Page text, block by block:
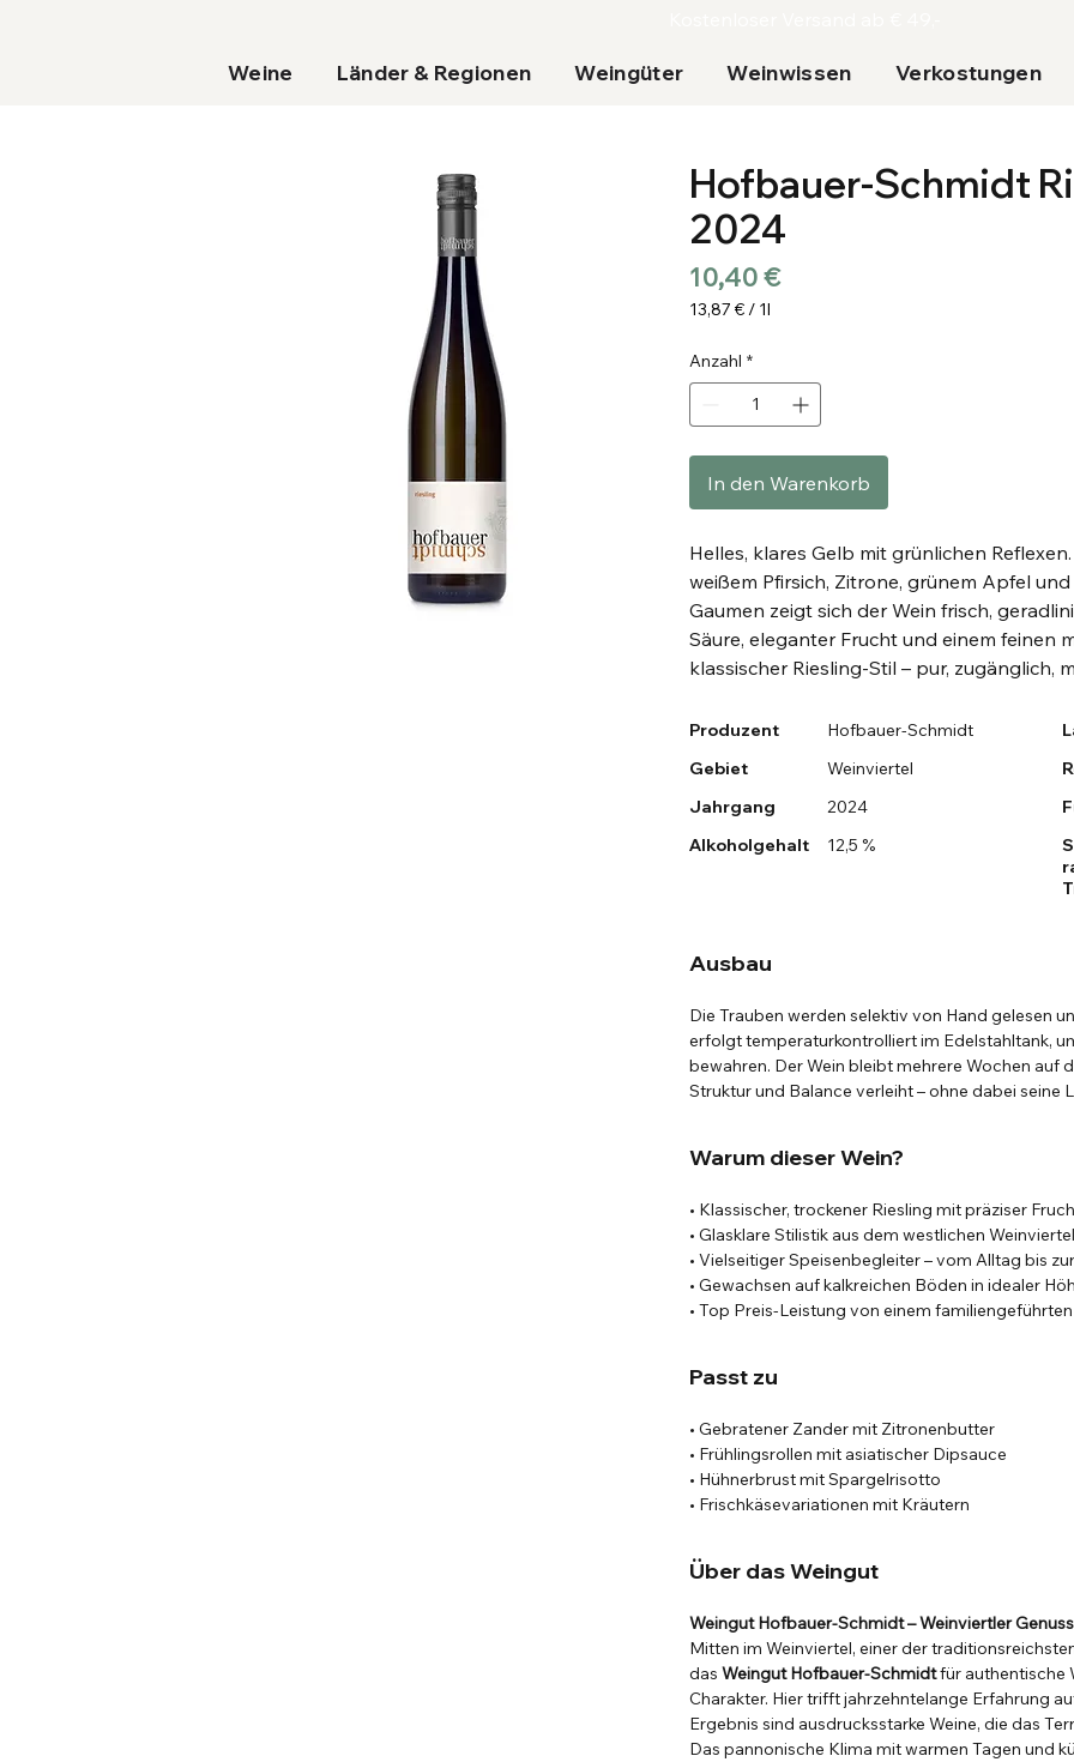
Weine Länder & Regionen Weingüter Weinwissen Verkostungen
Hofbauer-Schmidt
2024
10,40 €Preis
13,87 € / 1l
pro
1
Anzahl *
In den Warenkorb
Helles, klares Gelb mit grünlichen
weißem Pfirsich, Zitrone, grünem Apfel
Gaumen zeigt sich der Wein frisch,
Säure, eleganter Frucht und einem feinen
klassischer Riesling-Stil – pur, zugänglich,
Produzent Hofbauer-Schmidt
Gebiet
Weinviertel
Jahrgang
2024
Alkoholgehalt
12,5 %
Ausbau
Die Trauben werden selektiv von Hand gelesen
erfolgt temperaturkontrolliert im Edelstahltank,
bewahren. Der Wein bleibt mehrere Wochen auf
Struktur und Balance verleiht – ohne dabei seine
Warum dieser Wein?
• Klassischer, trockener Riesling mit präziser
• Glasklare Stilistik aus dem westlichen Weinviertel
• Vielseitiger Speisenbegleiter – vom Alltag bis
• Gewachsen auf kalkreichen Böden in idealer
• Top Preis-Leistung von einem
Passt zu
• Gebratener Zander mit Zitronenbutter
• Frühlingsrollen mit asiatischer Dipsauce
• Hühnerbrust mit Spargelrisotto
• Frischkäsevariationen mit Kräutern
Über das Weingut
Weingut Hofbauer-Schmidt – Weinviertler
Mitten im Weinviertel, einer der
dasWeingut Hofbauer-Schmidtfür authentische
Charakter. Hier trifft jahrzehntelange Erfahrung
Ergebnis sind ausdrucksstarke Weine, die das
Das pannonische Klima mit warmen Tagen und